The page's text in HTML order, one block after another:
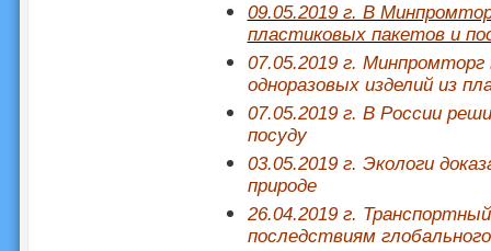
09.05.2019 г. В
пластиковых пакетов и
07.05.2019 г.
одноразовых изделий из
07.05.2019 г. В России
посуду
03.05.2019 г. Экологи
природе
26.04.2019 г.
последствиям